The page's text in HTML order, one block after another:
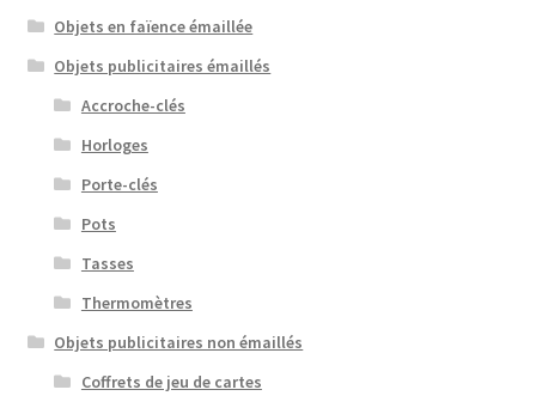
Objets en faïence émaillée
Objets publicitaires émaillés
Accroche-clés
Horloges
Porte-clés
Pots
Tasses
Thermomètres
Objets publicitaires non émaillés
Coffrets de jeu de cartes